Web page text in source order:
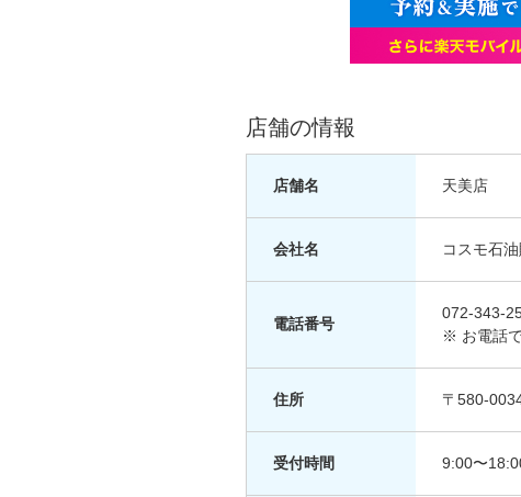
店舗の情報
店舗名 天美店
会社名 コスモ石
電話番号
072-343-
※ お電話
住所 〒580-
受付時間 9:00〜